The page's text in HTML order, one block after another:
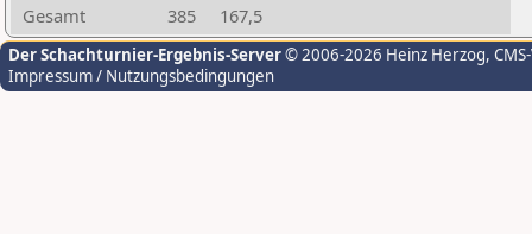
Gesamt
385 167,5
Der Schachturnier-Ergebnis-Server© 2006-2026 Heinz Herzog,
Impressum / Nutzungsbedingungen